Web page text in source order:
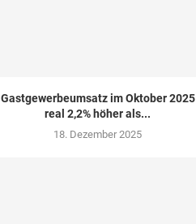
Gastgewerbeumsatz im Oktober 2025
real 2,2% höher als...
18. Dezember 2025